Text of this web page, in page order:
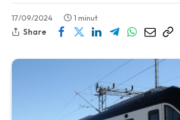
17/09/2024
1 minut
Share